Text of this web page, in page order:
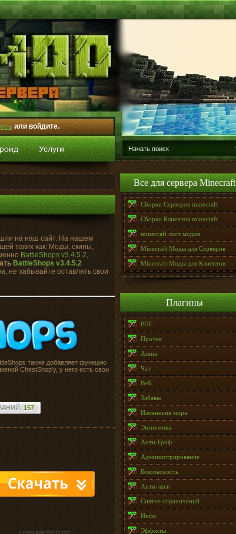
или войдите.
Услуги
Все для сервера Minecraft
Сборки Серверов minecraft
Сборки Клиентов minecraft
minecraft лист модов
Minecraft Моды для Серверов
Minecraft Моды для Клиентов
Плагины
РПГ
Прочее
Arena
Чат
Веб
Забавы
Изменения мира
Экономика
Анти-Гриф
Администрирование
Безопасность
Анти-лаги
Снятие ограничений
Инфо
Эффекты
на наш сайт. На нашем
таких как: Моды, скины,
BattleShops v3.4.5.2,
BattleShops v3.4.5.2
не забывайте оставлять свои
также добавляет функцию
ChestShop'у, у него есть свои
157